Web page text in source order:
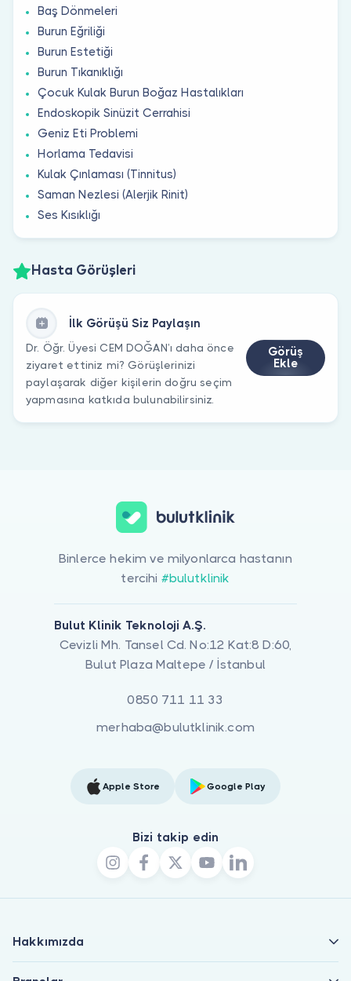
Baş Dönmeleri
Burun Eğriliği
Burun Estetiği
Burun Tıkanıklığı
Çocuk Kulak Burun Boğaz Hastalıkları
Endoskopik Sinüzit Cerrahisi
Geniz Eti Problemi
Horlama Tedavisi
Kulak Çınlaması (Tinnitus)
Saman Nezlesi (Alerjik Rinit)
Ses Kısıklığı
Hasta Görüşleri
İlk Görüşü Siz Paylaşın
Dr. Öğr. Üyesi CEM DOĞAN’ı daha önce
ziyaret ettiniz mi? Görüşlerinizi
paylaşarak diğer kişilerin doğru seçim
yapmasına katkıda bulunabilirsiniz.
Görüş
Ekle
Binlerce hekim ve milyonlarca hastanın
tercihi #bulutklinik
Bulut Klinik Teknoloji A.Ş.
Cevizli Mh. Tansel Cd. No:12 Kat:8 D:60,
Bulut Plaza Maltepe / İstanbul
0850 711 11 33
merhaba@bulutklinik.com
Apple Store Google Play
Bizi takip edin
Hakkımızda